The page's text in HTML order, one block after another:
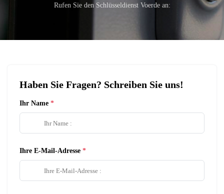
Rufen Sie den Schlüsseldienst Voerde an:
Haben Sie Fragen? Schreiben Sie uns!
Ihr Name
Ihre E-Mail-Adresse